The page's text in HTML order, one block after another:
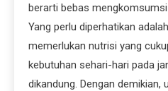
berarti bebas
Yang perlu diperhatikan
memerlukan nutrisi yang
kebutuhan sehari-hari pada
dikandung. Dengan